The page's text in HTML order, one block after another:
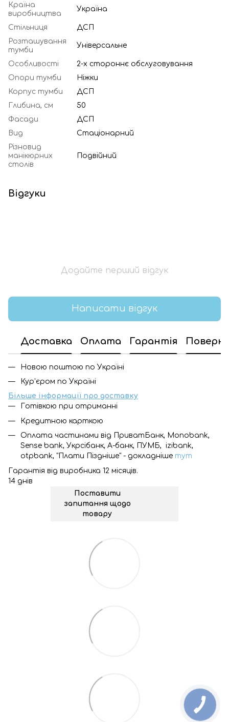
Країна
виробництва
Україна
Стільниця
ДСП
Розташування
тумби
Універсальне
Особливості
2-х стороннє обслуговування
Опори тумби
Ніжки
Корпус тумби
ДСП
Глибина, см
50
Фасади
ДСП
Вид
Стаціонарний
Різновид
манікюрних
столів
Подвійний
Відгуки
Додайте перший відгук
Написати відгук
Доставка Оплата Гарантія
Новою поштою по Україні
Кур'єром по Україні
Більше інформації про доставку
Готівкою при отриманні
Кредитною карткою
Оплата частинами від ПриватБанк, Monobank,
Sense bank, Укрсібанк, А-банк, ПУМБ, izibank,
otpbank, "Плати Піздніше" - докладніше тут
Гарантія від виробника 12 місяців.
14 днів
Поставити
запитання щодо
товару